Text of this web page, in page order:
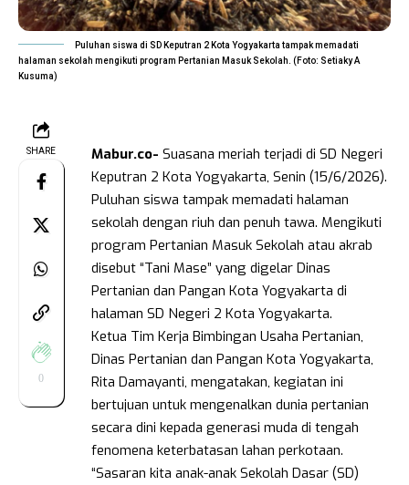
Puluhan siswa di SD Keputran 2 Kota Yogyakarta tampak memadati
halaman sekolah mengikuti program Pertanian Masuk Sekolah. (Foto: Setiaky A
Kusuma)
SHARE
0
Mabur.co- Suasana meriah terjadi di SD Negeri
Keputran 2 Kota Yogyakarta, Senin (15/6/2026).
Puluhan siswa tampak memadati halaman
sekolah dengan riuh dan penuh tawa. Mengikuti
program Pertanian Masuk Sekolah atau akrab
disebut “Tani Mase” yang digelar Dinas
Pertanian dan Pangan Kota Yogyakarta di
halaman SD Negeri 2 Kota Yogyakarta.
Ketua Tim Kerja Bimbingan Usaha Pertanian,
Dinas Pertanian dan Pangan Kota Yogyakarta,
Rita Damayanti, mengatakan, kegiatan ini
bertujuan untuk mengenalkan dunia pertanian
secara dini kepada generasi muda di tengah
fenomena keterbatasan lahan perkotaan.
“Sasaran kita anak-anak Sekolah Dasar (SD)